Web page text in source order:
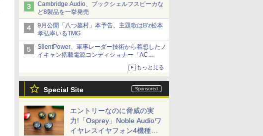
Cambridge Audio、ブックシェルフスピーカな
ど8製品を一挙発売
9月公開「八つ墓村」本予告。主題歌はB'z松本
孝弘率いるTMG
SilentPower、軍事レーダー技術から着想したノ
イキャン搭載電源コンディショナー「AC
もっと見る
Special Site
エントリーなのに脅威の実
力!「Osprey」Noble Audioワ
イヤレスイヤフォン4機種を